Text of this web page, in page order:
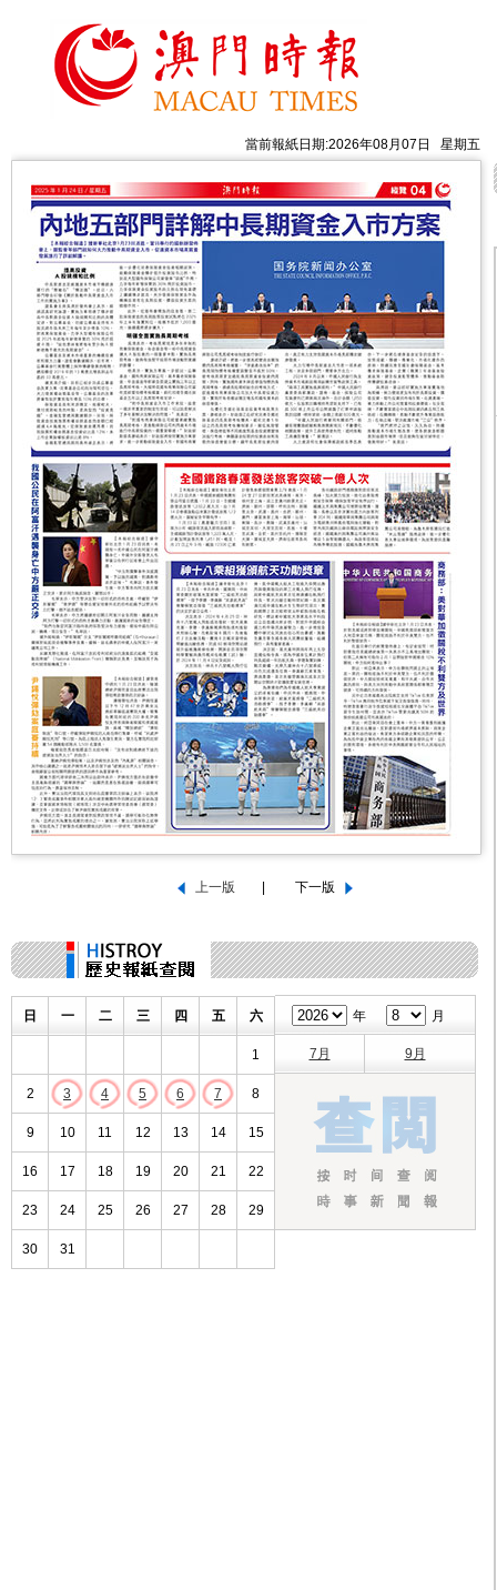
當前報紙日期:2026年08月07日 星期五
日 一 二 三 四 五 六
1
2 3 4 5 6 7 8
9 10 11 12 13 14 15
16 17 18 19 20 21 22
23 24 25 26 27 28 29
30 31
年 月
7月 9月